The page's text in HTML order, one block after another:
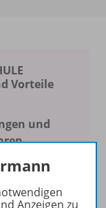
Vorteile
und
als
Version.
Anzeigen zu